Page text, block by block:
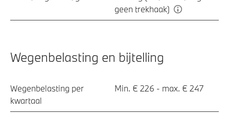
geen trekhaak)
Wegenbelasting en bijtelling
Wegenbelasting per
kwartaal
Min. € 226 - max. € 247